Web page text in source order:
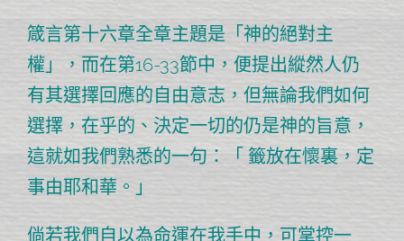
箴言第十六章全章主題是 「神的絕對主
權」
，而在第16-33節中，便提出縱然人仍
有其選擇回應的自由意志，但無論我們如何
選擇， 在乎的、決定一切的仍是神的旨意 ，
這就如我們熟悉的一句：
「 籤放在懷裏，定
事由耶和華。」
倘若我們自以為命運在我手中，可掌控一